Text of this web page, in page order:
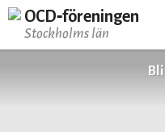
OCD‑föreningen
Stockholms län